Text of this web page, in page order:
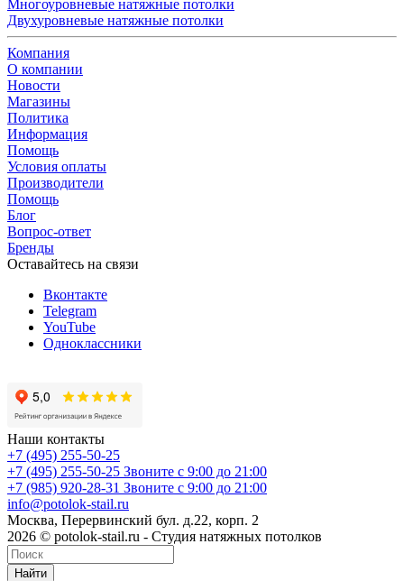
Многоуровневые натяжные потолки
Двухуровневые натяжные потолки
Компания
О компании
Новости
Магазины
Политика
Информация
Помощь
Условия оплаты
Производители
Помощь
Блог
Вопрос-ответ
Бренды
Оставайтесь на связи
Вконтакте
Telegram
YouTube
Одноклассники
Наши контакты
+7 (495) 255-50-25
+7 (495) 255-50-25 Звоните с 9:00 до 21:00
+7 (985) 920-28-31 Звоните с 9:00 до 21:00
info@potolok-stail.ru
Москва, Перервинский бул. д.22, корп. 2
2026 © potolok-stail.ru - Студия натяжных потолков
Найти